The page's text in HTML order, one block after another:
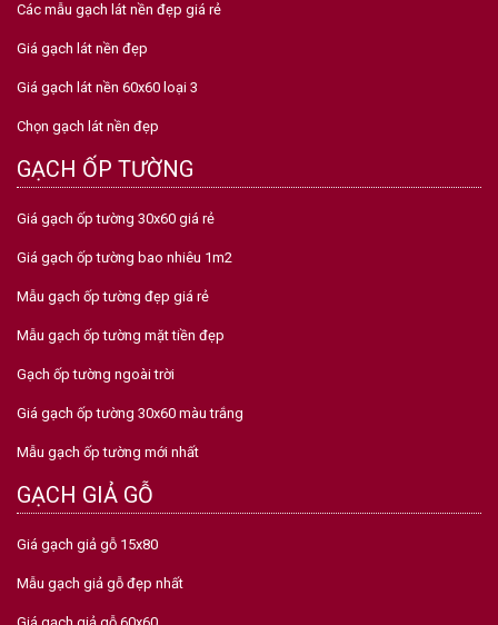
Các mẫu gạch lát nền đẹp giá rẻ
Giá gạch lát nền đẹp
Giá gạch lát nền 60x60 loại 3
Chọn gạch lát nền đẹp
GẠCH ỐP TƯỜNG
Giá gạch ốp tường 30x60 giá rẻ
Giá gạch ốp tường bao nhiêu 1m2
Mẫu gạch ốp tường đẹp giá rẻ
Mẫu gạch ốp tường mặt tiền đẹp
Gạch ốp tường ngoài trời
Giá gạch ốp tường 30x60 màu trắng
Mẫu gạch ốp tường mới nhất
GẠCH GIẢ GỖ
Giá gạch giả gỗ 15x80
Mẫu gạch giả gỗ đẹp nhất